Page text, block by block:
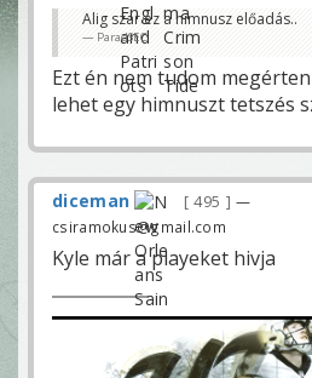
Alig szar ez a himnusz előadás..
ParadSEC
Ezt én nem tudom
lehet egy himnuszt tetszés
diceman 495
—
csiramokus@gmail.com
Kyle már a playeket hivja